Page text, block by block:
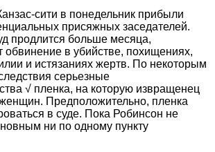
сити в понедельник прибыли
присяжных заседателей.
продлится больше месяца,
обвинение в убийстве, похищениях,
и истязаниях жертв. По некоторым
серьезные
√ пленка, на которую извращенец
Предположительно, пленка
в суде. Пока Робинсон не
ни по одному пункту